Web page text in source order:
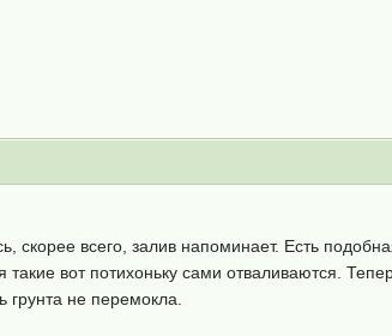
всего, залив напоминает. Есть
вот потихоньку сами отваливаются.
грунта не перемокла.